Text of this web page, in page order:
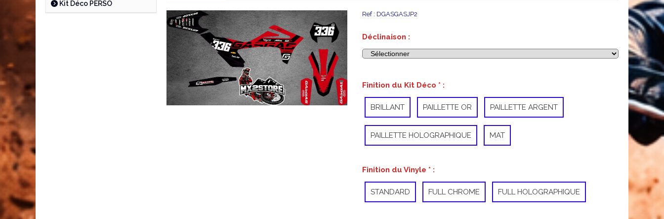
Kit Déco PERSO
Ref : DGASGASJP2
Déclinaison :
Finition du Kit Déco * :
BRILLANT PAILLETTE OR PAILLETTE ARGENT
PAILLETTE HOLOGRAPHIQUE MAT
Finition du Vinyle * :
STANDARD FULL CHROME FULL HOLOGRAPHIQUE